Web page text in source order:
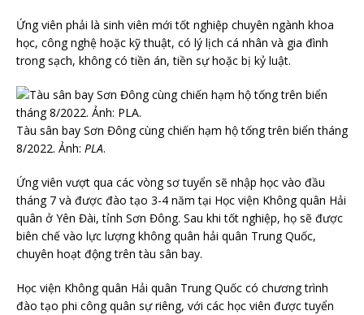
Ứng viên phải là sinh viên mới tốt nghiệp chuyên ngành khoa
học, công nghệ hoặc kỹ thuật, có lý lịch cá nhân và gia đình
trong sạch, không có tiền án, tiền sự hoặc bị kỷ luật.
Tàu sân bay Sơn Đông cùng chiến hạm hộ tống trên biển tháng
8/2022. Ảnh: PLA.
Ứng viên vượt qua các vòng sơ tuyển sẽ nhập học vào đầu
tháng 7 và được đào tạo 3-4 năm tại Học viện Không quân Hải
quân ở Yên Đài, tỉnh Sơn Đông. Sau khi tốt nghiệp, họ sẽ được
biên chế vào lực lượng không quân hải quân Trung Quốc,
chuyên hoạt động trên tàu sân bay.
Học viện Không quân Hải quân Trung Quốc có chương trình
đào tạo phi công quân sự riêng, với các học viên được tuyển